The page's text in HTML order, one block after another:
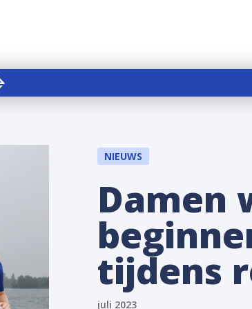
NIEUWS
Damen
tijdens
juli 2023